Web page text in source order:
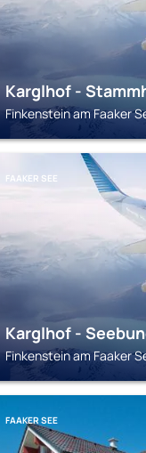
Karglhof -
Finkenstein am Faaker
FAAKER SEE
Karglhof -
Finkenstein am Faaker
FAAKER SEE